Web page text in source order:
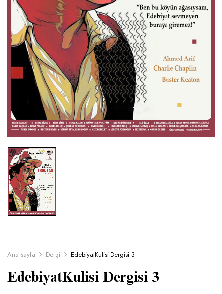
Ana sayfa Dergi EdebiyatKulisi Dergisi 3
EdebiyatKulisi Dergisi 3